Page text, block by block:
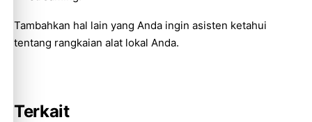
Tambahkan hal lain yang Anda ingin asisten ketahui
tentang rangkaian alat lokal Anda.
Terkait